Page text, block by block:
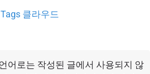
Tags 클라우드